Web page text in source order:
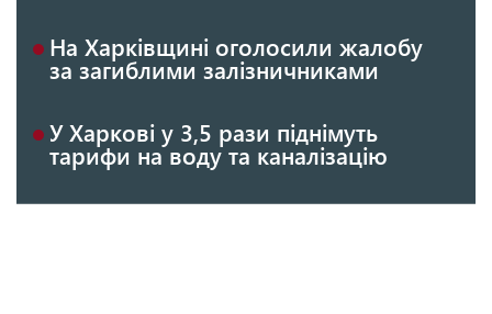
На Харківщині оголосили жалобу
за загиблими залізничниками
У Харкові у 3,5 рази піднімуть
тарифи на воду та каналізацію